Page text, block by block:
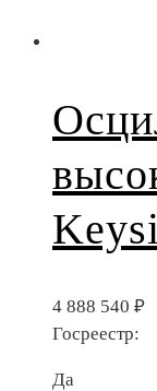
4 888 540 ₽
Госреестр:
Да